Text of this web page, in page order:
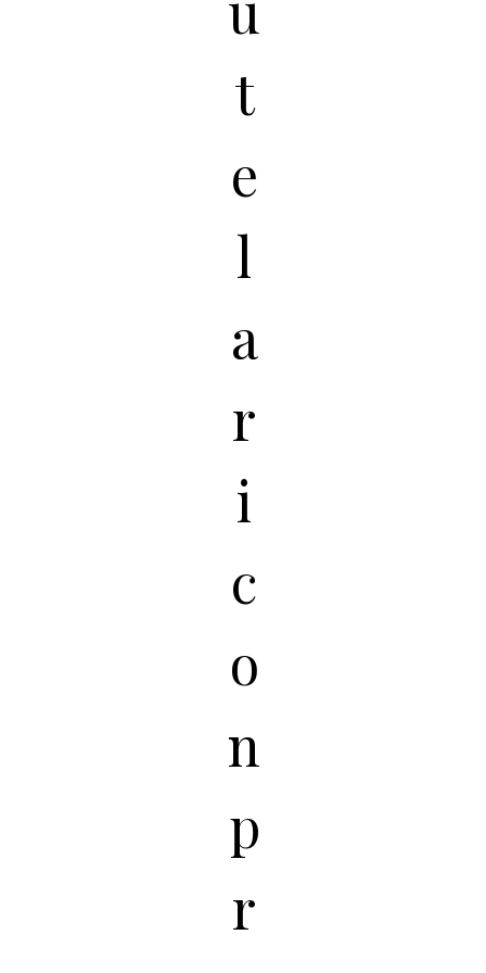
t
e
l
a
r
i
c
o
n
p
r